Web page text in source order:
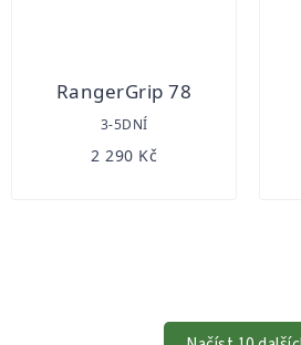
RangerGrip 78
3-5DNÍ
2 290 Kč